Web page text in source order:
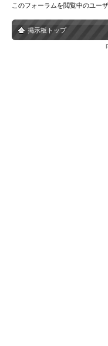
このフォーラムを閲覧中のユー
掲示板トップ